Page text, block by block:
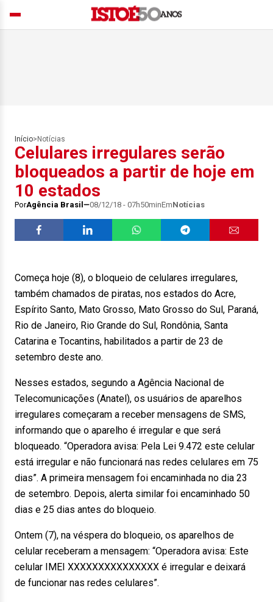
Início> Notícias
Celulares irregulares serão
bloqueados a partir de hoje em
10 estados
PorAgência Brasil 08/12/18 - 07h50minEmNotícias
Começa hoje (8), o bloqueio de celulares irregulares,
também chamados de piratas, nos estados do Acre,
Espírito Santo, Mato Grosso, Mato Grosso do Sul, Paraná,
Rio de Janeiro, Rio Grande do Sul, Rondônia, Santa
Catarina e Tocantins, habilitados a partir de 23 de
setembro deste ano.
Nesses estados, segundo a Agência Nacional de
Telecomunicações (Anatel), os usuários de aparelhos
irregulares começaram a receber mensagens de SMS,
informando que o aparelho é irregular e que será
bloqueado. “Operadora avisa: Pela Lei 9.472 este celular
está irregular e não funcionará nas redes celulares em 75
dias”. A primeira mensagem foi encaminhada no dia 23
de setembro. Depois, alerta similar foi encaminhado 50
dias e 25 dias antes do bloqueio.
Ontem (7), na véspera do bloqueio, os aparelhos de
celular receberam a mensagem: “Operadora avisa: Este
celular IMEI XXXXXXXXXXXXXXX é irregular e deixará
de funcionar nas redes celulares”.